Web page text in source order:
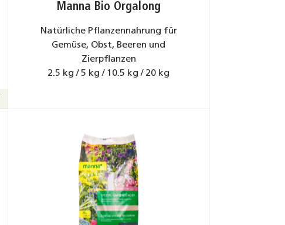
Manna Bio Orgalong
Natürliche Pflanzennahrung für
Gemüse, Obst, Beeren und
Zierpflanzen
2.5 kg / 5 kg / 10.5 kg / 20 kg